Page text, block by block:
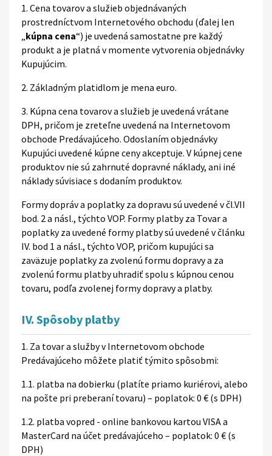
1. Cena tovarov a služieb objednávaných
prostredníctvom Internetového obchodu (ďalej len
„kúpna cena“) je uvedená samostatne pre každý
produkt a je platná v momente vytvorenia objednávky
Kupujúcim.
2. Základným platidlom je mena euro.
3. Kúpna cena tovarov a služieb je uvedená vrátane
DPH, pričom je zreteľne uvedená na Internetovom
obchode Predávajúceho. Odoslaním objednávky
Kupujúci uvedené kúpne ceny akceptuje. V kúpnej cene
produktov nie sú zahrnuté dopravné náklady, ani iné
náklady súvisiace s dodaním produktov.
Formy dopráv a poplatky za dopravu sú uvedené v čl.VII
bod. 2 a násl., týchto VOP. Formy platby za Tovar a
poplatky za uvedené formy platby sú uvedené v článku
IV. bod 1 a násl., týchto VOP, pričom kupujúci sa
zaväzuje poplatky za zvolenú formu dopravy a za
zvolenú formu platby uhradiť spolu s kúpnou cenou
tovaru, podľa zvolenej formy dopravy a platby.
IV. Spôsoby platby
1. Za tovar a služby v Internetovom obchode
Predávajúceho môžete platiť týmito spôsobmi:
1.1. platba na dobierku (platíte priamo kuriérovi, alebo
na pošte pri preberaní tovaru) – poplatok: 0 € (s DPH)
1.2. platba vopred - online bankovou kartou VISA a
MasterCard na účet predávajúceho – poplatok: 0 € (s
DPH)